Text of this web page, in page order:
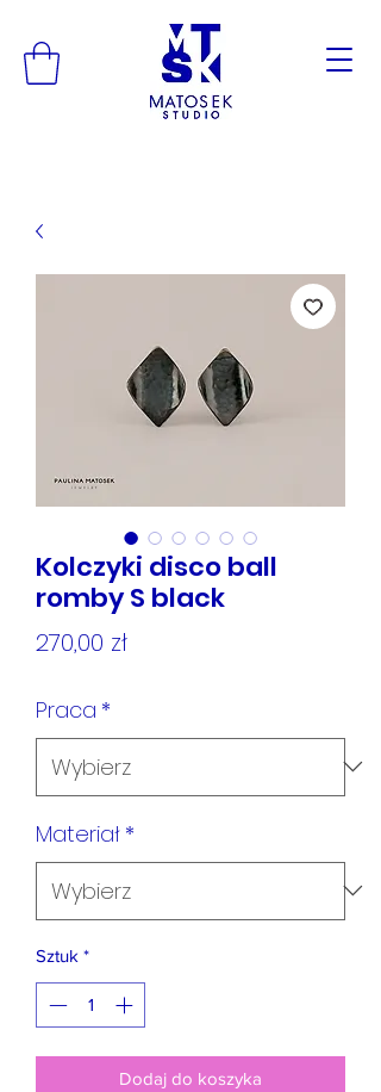
Kolczyki disco ball
romby S black
270,00 złCena
Praca *
Materiał *
Sztuk *
Dodaj do koszyka